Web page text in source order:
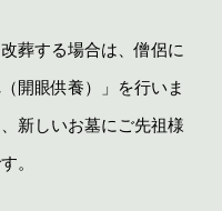
葬する場合は、僧侶に
開眼供養）」を行いま
新しいお墓にご先祖様
。